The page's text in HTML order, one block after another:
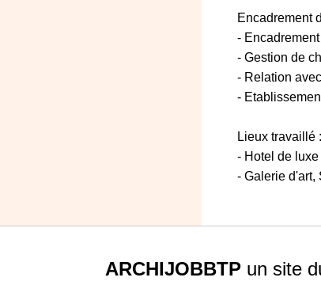
Encadrement
-
- Gestion de
- Relation
-
Lieux travaillé :
- Hotel de
- Galerie d'art,
ARCHIJOBBTPun site